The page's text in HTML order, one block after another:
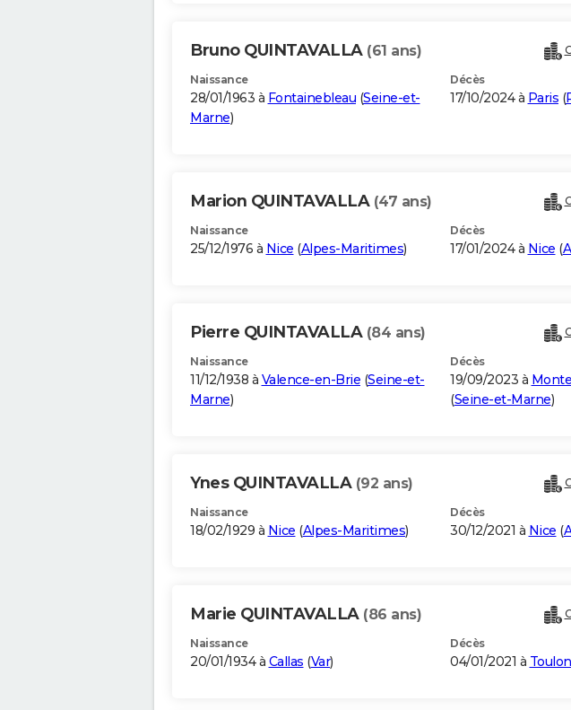
Bruno QUINTAVALLA (61 ans)
Naissance
28/01/1963 à Fontainebleau (Seine-et-
Marne)
Décès
17/10/2024 à Paris (
Marion QUINTAVALLA (47 ans)
Naissance
25/12/1976 à Nice (Alpes-Maritimes)
Décès
17/01/2024 à Nice (
Pierre QUINTAVALLA (84 ans)
Naissance
11/12/1938 à Valence-en-Brie (Seine-et-
Marne)
Décès
19/09/2023 à
(Seine-et-Marne)
Ynes QUINTAVALLA (92 ans)
Naissance
18/02/1929 à Nice (Alpes-Maritimes)
Décès
30/12/2021 à Nice (
Marie QUINTAVALLA (86 ans)
Naissance
20/01/1934 à Callas (Var)
Décès
04/01/2021 à Toulon